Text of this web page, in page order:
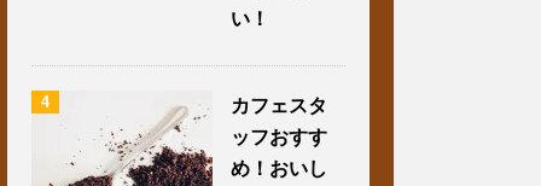
い！
4
カフェスタ
ッフおすす
め！おいし